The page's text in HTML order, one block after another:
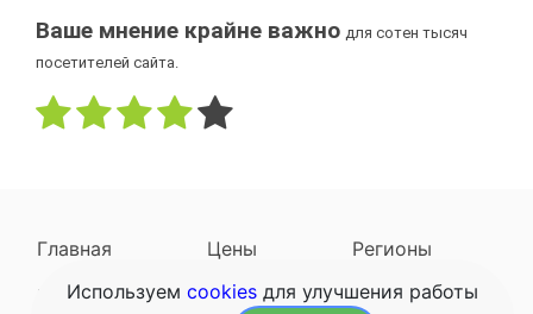
Ваше мнение крайне важно для сотен тысяч
посетителей сайта.
Главная Цены
Регионы
Наследодатели
Задать вопрос
Используем cookies для улучшения работы